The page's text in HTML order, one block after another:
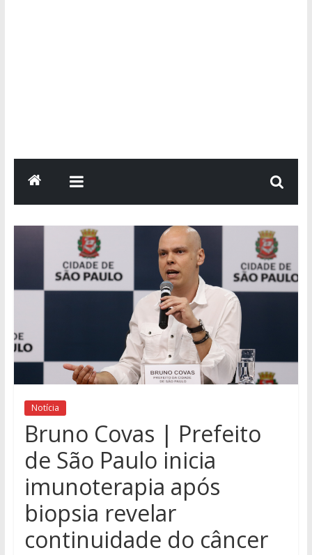
Notícia
Bruno Covas | Prefeito
de São Paulo inicia
imunoterapia após
biopsia revelar
continuidade do câncer